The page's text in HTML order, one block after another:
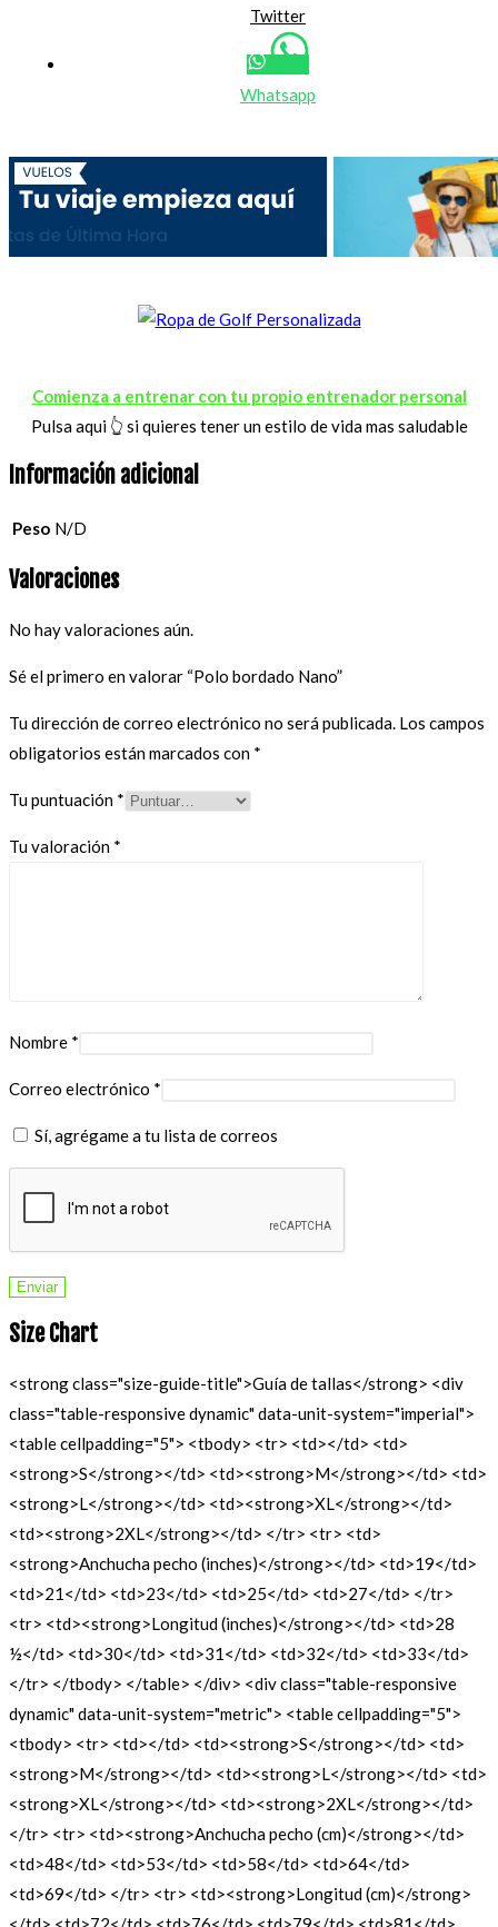
Twitter
Whatsapp
Comienza a entrenar con tu propio entrenador personal
Pulsa aqui 👆 si quieres tener un estilo de vida mas saludable
Información adicional
Peso N/D
Valoraciones
No hay valoraciones aún.
Sé el primero en valorar “Polo bordado Nano”
Tu dirección de correo electrónico no será publicada. Los campos
obligatorios están marcados con *
Tu puntuación *
Tu valoración *
Nombre *
Correo electrónico *
Sí, agrégame a tu lista de correos
Size Chart
<strong class="size-guide-title">Guía de tallas</strong> <div
class="table-responsive dynamic" data-unit-system="imperial">
<table cellpadding="5"> <tbody> <tr> <td></td> <td>
<strong>S</strong></td> <td><strong>M</strong></td> <td>
<strong>L</strong></td> <td><strong>XL</strong></td>
<td><strong>2XL</strong></td> </tr> <tr> <td>
<strong>Anchucha pecho (inches)</strong></td> <td>19</td>
<td>21</td> <td>23</td> <td>25</td> <td>27</td> </tr>
<tr> <td><strong>Longitud (inches)</strong></td> <td>28
½</td> <td>30</td> <td>31</td> <td>32</td> <td>33</td>
</tr> </tbody> </table> </div> <div class="table-responsive
dynamic" data-unit-system="metric"> <table cellpadding="5">
<tbody> <tr> <td></td> <td><strong>S</strong></td> <td>
<strong>M</strong></td> <td><strong>L</strong></td> <td>
<strong>XL</strong></td> <td><strong>2XL</strong></td>
</tr> <tr> <td><strong>Anchucha pecho (cm)</strong></td>
<td>48</td> <td>53</td> <td>58</td> <td>64</td>
<td>69</td> </tr> <tr> <td><strong>Longitud (cm)</strong>